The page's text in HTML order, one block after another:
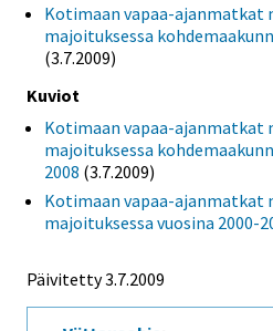
Kotimaan vapaa-ajanmatkat
majoituksessa
(3.7.2009)
Kuviot
Kotimaan vapaa-ajanmatkat
majoituksessa
2008 (3.7.2009)
Kotimaan vapaa-ajanmatkat
majoituksessa vuosina 2000-
Päivitetty3.7.2009